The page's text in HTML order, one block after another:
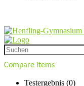
Compare items
Testergebnis (0)